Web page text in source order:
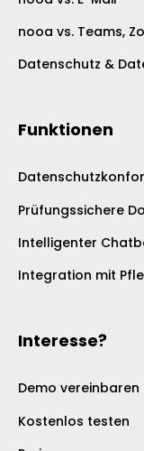
nooa vs. Teams,
Datenschutz &
Funktionen
Prüfungssichere
Intelligenter
Integration mit
Interesse?
Demo vereinbaren
Kostenlos testen